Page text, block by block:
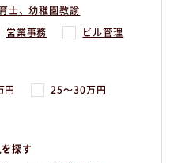
士、幼稚園教諭
営業事務 ビル管理
円 25〜30万円
を探す